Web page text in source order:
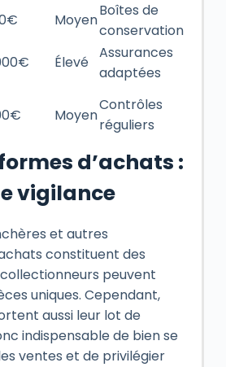
Moyen
Boîtes de
conservation
Élevé
Assurances
adaptées
Moyen
Contrôles
réguliers
d’achats :
vigilance
et autres
constituent des
peuvent
uniques. Cependant,
aussi leur lot de
indispensable de bien se
ventes et de privilégier